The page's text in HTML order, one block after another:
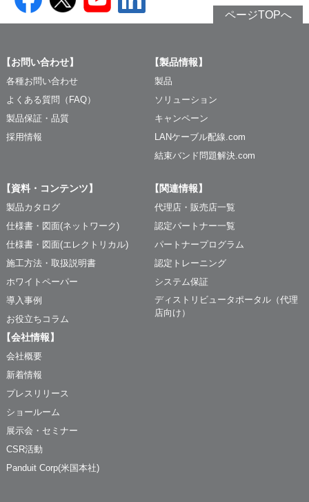
ページTOPへ
【お問い合わせ】
各種お問い合わせ
よくある質問（FAQ）
製品保証・品質
採用情報
【製品情報】
製品
ソリューション
キャンペーン
LANケーブル配線.com
結束バンド問題解決.com
【資料・コンテンツ】
製品カタログ
仕様書・図面(ネットワーク)
仕様書・図面(エレクトリカル)
施工方法・取扱説明書
ホワイトペーパー
導入事例
お役立ちコラム
【関連情報】
代理店・販売店一覧
認定パートナー一覧
パートナープログラム
認定トレーニング
システム保証
ディストリビュータポータル（代理
店向け）
【会社情報】
会社概要
新着情報
プレスリリース
ショールーム
展示会・セミナー
CSR活動
Panduit Corp(米国本社)